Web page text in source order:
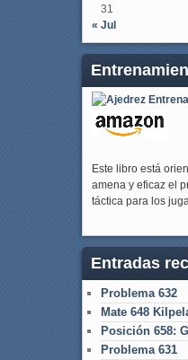
31
« Jul
Este libro está
amena y eficaz el
táctica para los
Entradas
Problema 632
Mate 648
Posición 658:
Problema 631